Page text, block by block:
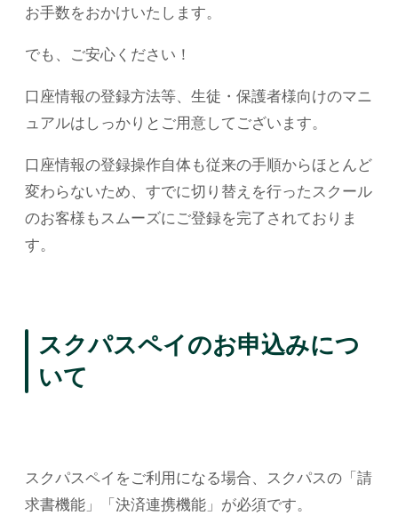
お手数をおかけいたします。
でも、ご安心ください！
口座情報の登録方法等、生徒・保護者様向けのマニ
ュアルはしっかりとご用意してございます。
口座情報の登録操作自体も従来の手順からほとんど
変わらないため、すでに切り替えを行ったスクール
のお客様もスムーズにご登録を完了されておりま
す。
スクパスペイのお申込みにつ
いて
スクパスペイをご利用になる場合、スクパスの「請
求書機能」「決済連携機能」が必須です。